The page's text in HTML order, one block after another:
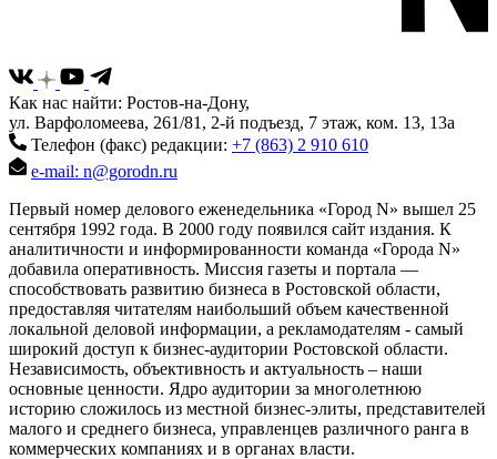
Как нас найти: Ростов-на-Дону,
ул. Варфоломеева, 261/81, 2-й подъезд, 7 этаж, ком. 13, 13а
Телефон (факс) редакции: +7 (863) 2 910 610
e-mail: n@gorodn.ru
Первый номер делового еженедельника «Город N» вышел 25
сентября 1992 года. В 2000 году появился сайт издания. К
аналитичности и информированности команда «Города N»
добавила оперативность. Миссия газеты и портала —
способствовать развитию бизнеса в Ростовской области,
предоставляя читателям наибольший объем качественной
локальной деловой информации, а рекламодателям - самый
широкий доступ к бизнес-аудитории Ростовской области.
Независимость, объективность и актуальность – наши
основные ценности. Ядро аудитории за многолетнюю
историю сложилось из местной бизнес-элиты, представителей
малого и среднего бизнеса, управленцев различного ранга в
коммерческих компаниях и в органах власти.